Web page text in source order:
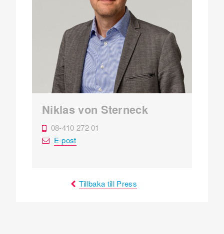
Niklas von Sterneck
08-410 272 01
E-post
Tillbaka till Press